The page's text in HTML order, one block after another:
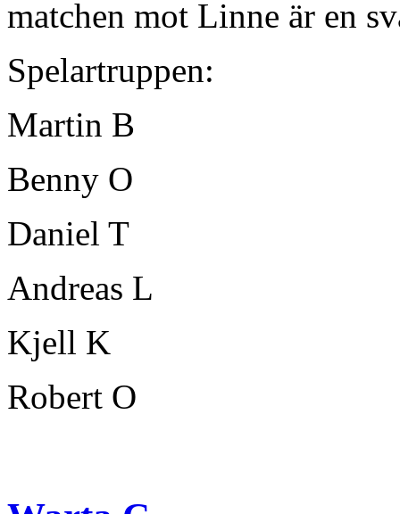
matchen mot Linne är en
Spelartruppen:
Martin B
Benny O
Daniel T
Andreas L
Kjell K
Robert O